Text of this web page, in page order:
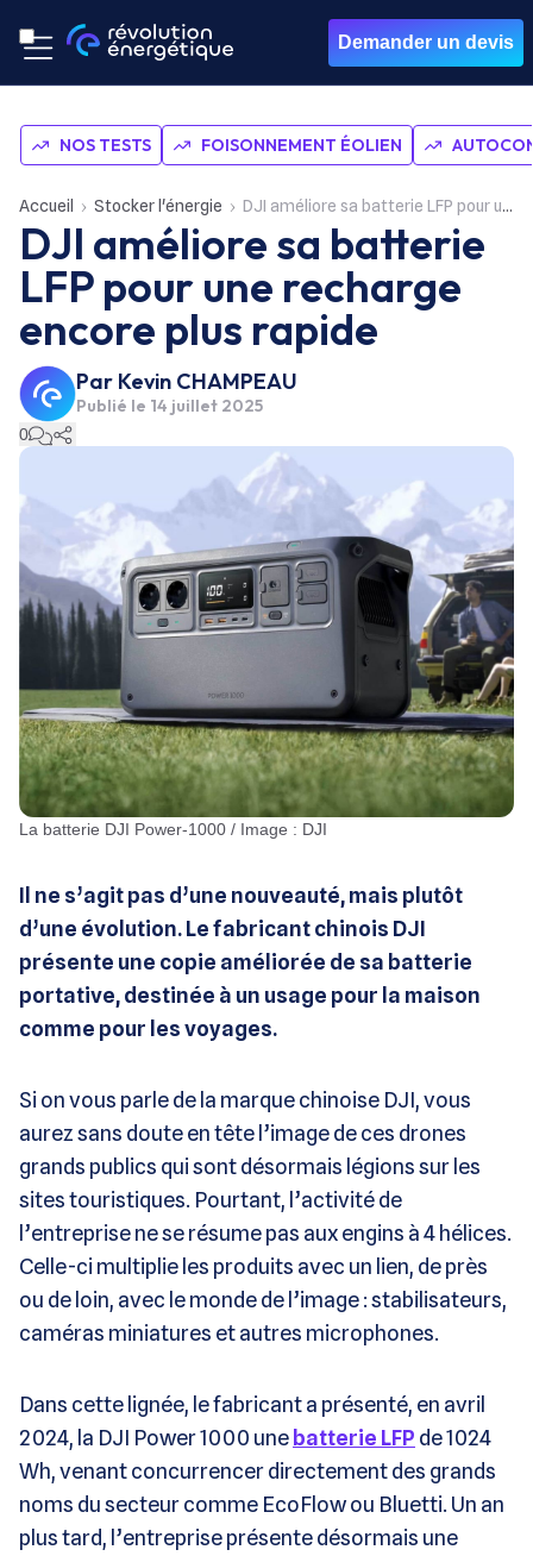
Demander un devis
NOS TESTS FOISONNEMENT ÉOLIEN
Accueil Stocker l'énergie DJI améliore sa batterie LFP pour une recharge encore plus rapide
DJI améliore sa batterie
LFP pour une recharge
encore plus rapide
Par Kevin CHAMPEAU
Publié le 14 juillet 2025
0
La batterie DJI Power-1000 / Image : DJI
Il ne s’agit pas d’une nouveauté, mais plutôt
d’une évolution. Le fabricant chinois DJI
présente une copie améliorée de sa batterie
portative, destinée à un usage pour la maison
comme pour les voyages.
Si on vous parle de la marque chinoise DJI, vous
aurez sans doute en tête l’image de ces drones
grands publics qui sont désormais légions sur les
sites touristiques. Pourtant, l’activité de
l’entreprise ne se résume pas aux engins à 4 hélices.
Celle-ci multiplie les produits avec un lien, de près
ou de loin, avec le monde de l’image : stabilisateurs,
caméras miniatures et autres microphones.
Dans cette lignée, le fabricant a présenté, en avril
2024, la DJI Power 1000 une batterie LFP de 1024
Wh, venant concurrencer directement des grands
noms du secteur comme EcoFlow ou Bluetti. Un an
plus tard, l’entreprise présente désormais une